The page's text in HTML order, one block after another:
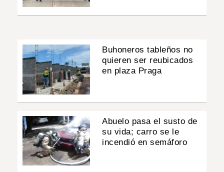
Buhoneros tableños no
quieren ser reubicados
en plaza Praga
Abuelo pasa el susto de
su vida; carro se le
incendió en semáforo